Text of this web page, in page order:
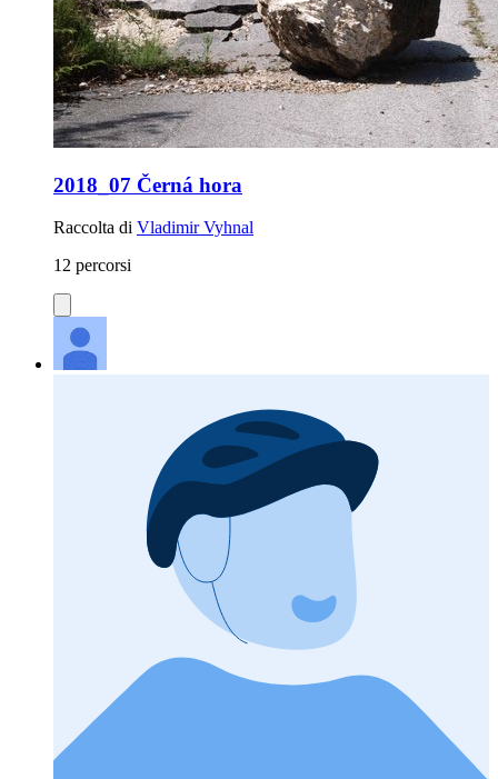
2018_07 Černá hora
Raccolta di Vladimir Vyhnal
12 percorsi